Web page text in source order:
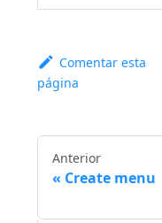
Comentar esta
página
Anterior
Create menu